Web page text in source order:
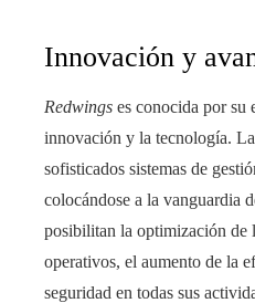
Innovación y
Redwings es conocida por su
innovación y la tecnología.
sofisticados sistemas de
colocándose a la vanguardia
posibilitan la optimización de
operativos, el aumento de la
seguridad en todas sus